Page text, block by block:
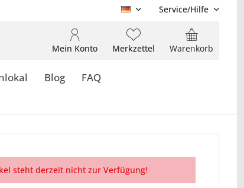
DE Service/Hilfe
Warenkorb
Merkzettel
Mein Konto
Blog FAQ
steht derzeit nicht zur Verfügung!